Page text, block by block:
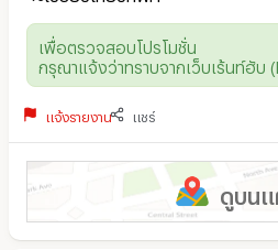
เพื่อตรวจสอบโปรโมชั่น
กรุณาแจ้งว่าทราบจากเว็บเร้นท์ฮับ
แจ้งรายงาน แชร์
ดูบน